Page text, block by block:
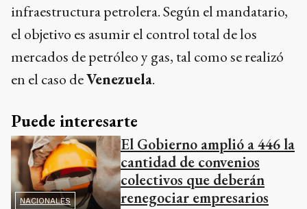
infraestructura petrolera. Según el mandatario,
el objetivo es asumir el control total de los
mercados de petróleo y gas, tal como se realizó
en el caso deVenezuela.
Puede interesarte
NACIONALES
El Gobierno amplió a 446 la
cantidad de convenios
colectivos que deberán
renegociar empresarios